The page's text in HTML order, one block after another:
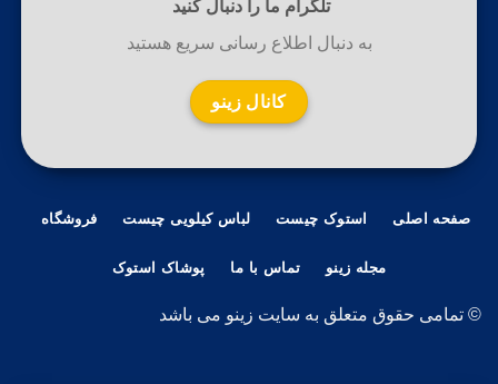
تلگرام ما را دنبال کنید
به دنبال اطلاع رسانی سریع هستید
کانال زینو
صفحه اصلی استوک چیست لباس کیلویی چیست فروشگاه
مجله زینو تماس با ما پوشاک استوک
© تمامی حقوق متعلق به سایت زینو می باشد